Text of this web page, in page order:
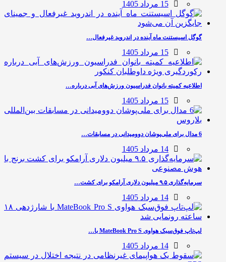
15 مرداد 1405
گوگل اسیستنت ماه آینده در اندروید غیرفعال…
15 مرداد 1405
اطلاعیه کمیته بانوان فدراسیون ورزش‌های آبی درباره…
15 مرداد 1405
6 مدال برای ملی‌پوشان دوومیدانی در مسابقات…
14 مرداد 1405
سرمایه‌گذاری ۹.۵ میلیون دلاری آرامکو برای کشت…
14 مرداد 1405
لپ‌تاپ فوق‌سبک هواوی MateBook Pro S با…
14 مرداد 1405